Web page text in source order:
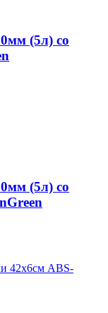
(5л) со
(5л) со